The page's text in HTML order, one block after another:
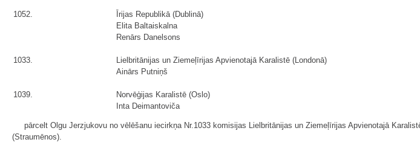
1052.
Īrijas Republikā (Dublinā)
Elita Baltaiskalna
Renārs Danelsons
1033.
Lielbritānijas un Ziemeļīrijas Apvienotajā Karalistē (Londonā)
Ainārs Putniņš
1039.
Norvēģijas Karalistē (Oslo)
Inta Deimantoviča
pārcelt Olgu Jerzjukovu no vēlēšanu iecirkņa Nr.1033 komisijas Lielbritānijas un Ziemeļīrijas Apvienotajā
(Straumēnos).